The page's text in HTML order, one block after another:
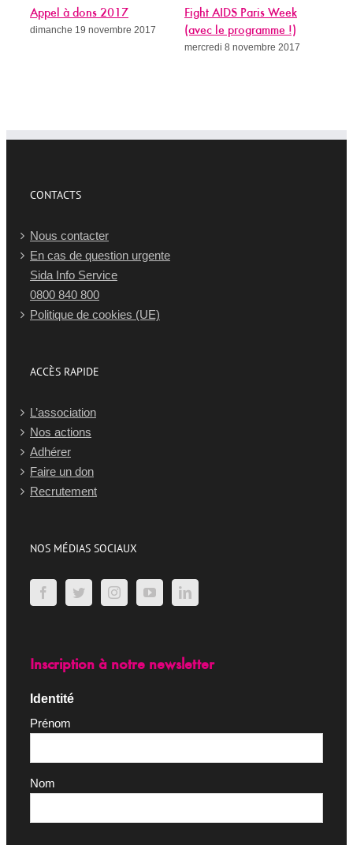
Appel à dons 2017
dimanche 19 novembre 2017
Fight AIDS Paris Week
(avec le programme !)
mercredi 8 novembre 2017
CONTACTS
Nous contacter
En cas de question urgente
Sida Info Service
0800 840 800
Politique de cookies (UE)
ACCÈS RAPIDE
L’association
Nos actions
Adhérer
Faire un don
Recrutement
NOS MÉDIAS SOCIAUX
Inscription à notre newsletter
Identité
Prénom
Nom